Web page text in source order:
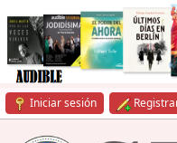
Iniciar sesión